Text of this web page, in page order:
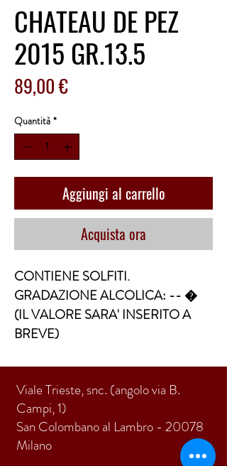
CHATEAU DE PEZ
2015 GR.13.5
89,00 €Prezzo
Quantità *
Aggiungi al carrello
Acquista ora
CONTIENE SOLFITI.
GRADAZIONE ALCOLICA: -- �
(IL VALORE SARA' INSERITO A
BREVE)
Viale Trieste, snc. (angolo via B.
Campi, 1)
San Colombano al Lambro - 20078
Milano